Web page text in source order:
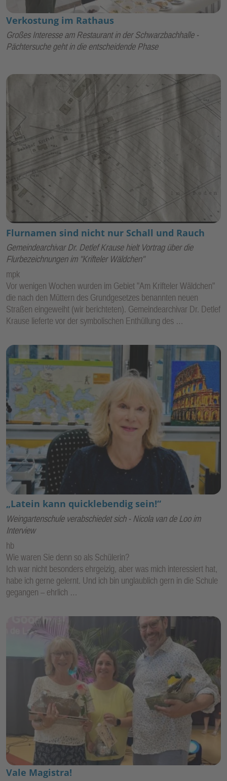
Verkostung im Rathaus
Großes Interesse am Restaurant in der Schwarzbachhalle -
Pächtersuche geht in die entscheidende Phase
Flurnamen sind nicht nur Schall und Rauch
Gemeindearchivar Dr. Detlef Krause hielt Vortrag über die
Flurbezeichnungen im "Krifteler Wäldchen"
mpk
Vor wenigen Wochen wurden im Gebiet "Am Krifteler Wäldchen"
die nach den Müttern des Grundgesetzes benannten neuen
Straßen eingeweiht (wir berichteten). Gemeindearchivar Dr. Detlef
Krause lieferte vor der symbolischen Enthüllung des …
„Latein kann quicklebendig sein!“
Weingartenschule verabschiedet sich - Nicola van de Loo im
Interview
hb
Wie waren Sie denn so als Schülerin?
Ich war nicht besonders ehrgeizig, aber was mich interessiert hat,
habe ich gerne gelernt. Und ich bin unglaublich gern in die Schule
gegangen – ehrlich …
Vale Magistra!